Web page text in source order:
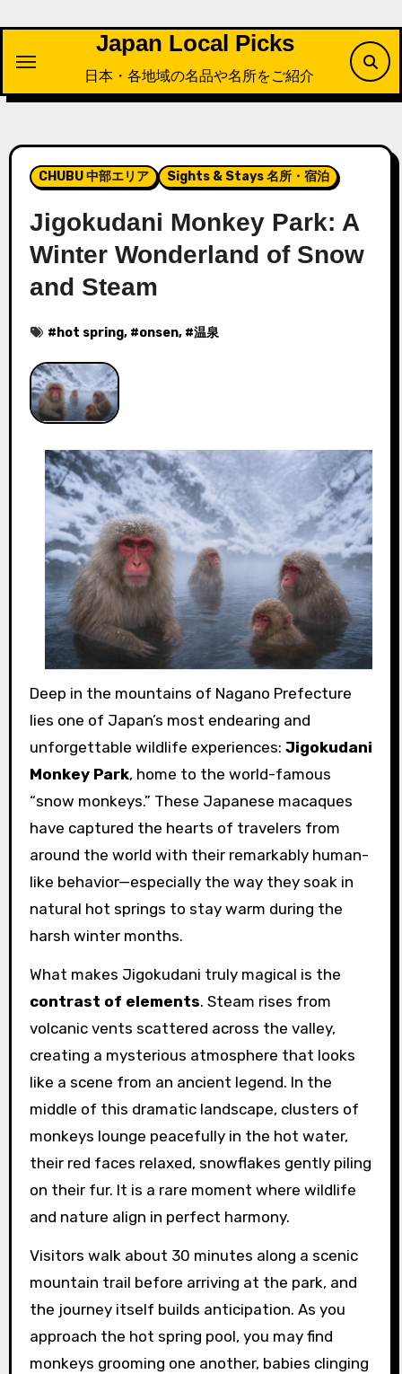
プ
Japan Local Picks
日本・各地域の名品や名所をご紹介
CHUBU 中部エリア Sights & Stays 名所・宿泊
Jigokudani Monkey Park: A
Winter Wonderland of Snow
and Steam
# hot spring, #onsen, #温泉
Deep in the mountains of Nagano Prefecture
lies one of Japan’s most endearing and
unforgettable wildlife experiences: Jigokudani
Monkey Park, home to the world-famous
“snow monkeys.” These Japanese macaques
have captured the hearts of travelers from
around the world with their remarkably human-
like behavior—especially the way they soak in
natural hot springs to stay warm during the
harsh winter months.
What makes Jigokudani truly magical is the
contrast of elements. Steam rises from
volcanic vents scattered across the valley,
creating a mysterious atmosphere that looks
like a scene from an ancient legend. In the
middle of this dramatic landscape, clusters of
monkeys lounge peacefully in the hot water,
their red faces relaxed, snowflakes gently piling
on their fur. It is a rare moment where wildlife
and nature align in perfect harmony.
Visitors walk about 30 minutes along a scenic
mountain trail before arriving at the park, and
the journey itself builds anticipation. As you
approach the hot spring pool, you may find
monkeys grooming one another, babies clinging